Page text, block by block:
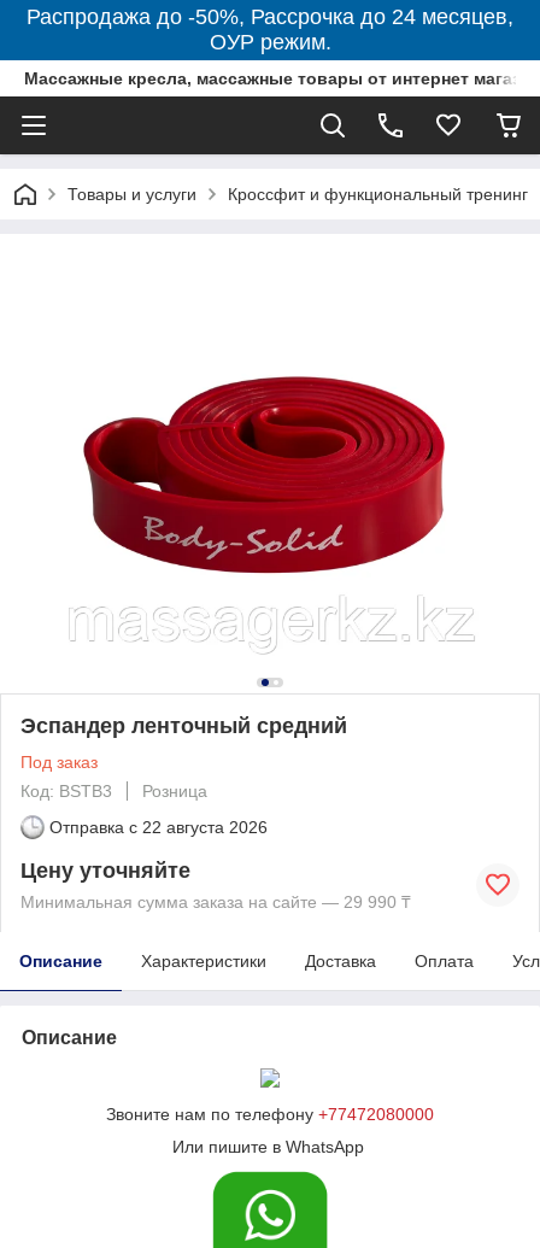
Распродажа до -50%, Рассрочка до 24 месяцев,
ОУР режим.
Массажные кресла, массажные товары от интернет
Товары и услуги Кроссфит и функциональный тренинг
Эспандер ленточный средний
Под заказ
Код: BSTB3
Розница
Отправка с 22 августа 2026
Цену уточняйте
Минимальная сумма заказа на сайте — 29 990 ₸
Описание Характеристики Доставка Оплата
Описание
Звоните нам по телефону +77472080000
Или пишите в WhatsApp